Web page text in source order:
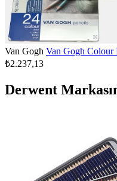
Van Gogh Van Gogh Colour
₺2.237,13
Derwent